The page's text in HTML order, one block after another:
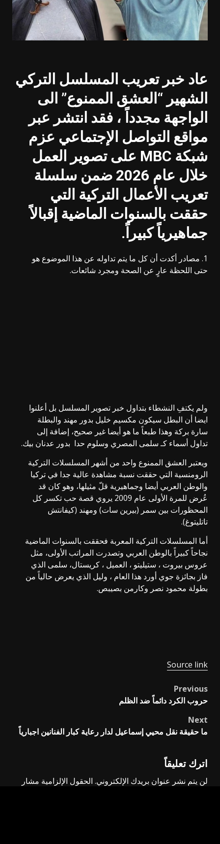
عاد خبر تعريب المسلسل التركي
الشهير “العشق الممنوع” الى
الواجهة مجدداً ، فقد انتشر عبر
مواقع التواصل الإجتماعي عزم
شبكة MBC على تصوير العمل
خلال عام 2026 ضمن سلسلة
تعريب الأعمال التركية التي
حققت بالسنوات الماضية إقبالاً
جماهيرياً كبيراً.
مصادر أكدت أن كل ما يتم تداوله عن هذا الموضوع هو
حتى اللحظة عارٍ عن الصحة ومجرد شائعات.
ولم يكتفِ النشطاء بتداول خبر تصوير المسلسل بل أعلنوا
ايضا أن البطل سيكون مكسيم خليل بدور مهند والبطلة
سارة بركة وهذا طبعاً ما هو أيضا غير صحيح، إضافة إلى
تداول أسماء كـسلمى المصري وسلوم حدا بدور عدنان بيك.
ويعتبر العشق الممنوع واحد من أشهر المسلسلات التركية
الرومنسية التي حققت نسبة مشاهدة عالية جدا في تركيا
والوطن العربي أيضا وجماهيرية قلّ مثيلها، وهو كان قد
عُرض للمرة الأولى عام 2009 يروي قصة حب تكسر كل
المحظورات بين سمر (بيرين سات) ومهند (كيفانتش
تاتليتوغ).
أما المسلسلات التركية المعربة فحققت بالسنوات الماضية
نجاحاً كبيراً بالوطن العربي وتصدرت المراتب الأولى، مثل
عروس بيروت ، ستيليتو ، العميل ، كريستال، سلمى الذي
فاز بجائزة جوي أورد هذا العام ، وليل الذي يعرض حالياً من
بطولة محمود نصر وكارمن بصيبص.
Source link
Post
navigation
Previous
حروب الكرد دائماً ضد الظلم
Next
ما حقيقة نقل محيي إسماعيل لدار رعاية كبار الفنانين اجبارياً
اترك تعليقاً
لن يتم نشر عنوان بريدك الإلكتروني. الحقول الإلزامية مشار